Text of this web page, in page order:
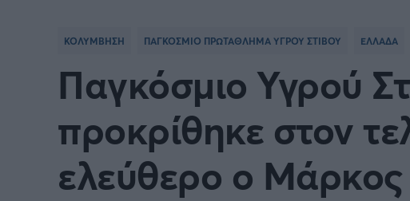
ΚΟΛΥΜΒΗΣΗ ΠΑΓΚΟΣΜΙΟ ΠΡΩΤΑΘΛΗΜΑ ΥΓΡΟΥ ΣΤΙΒΟΥ ΕΛΛΑΔΑ
Παγκόσμιο Υγρού
προκρίθηκε στον
ελεύθερο ο Μάρκος